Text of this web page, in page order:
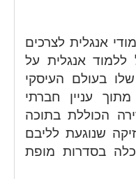
אנגלית לצרכים
ללמוד אנגלית על
בעולם העיסקי
עניין חברתי
הכוללת בתוכה
שנוגעת לליבם
בסדרות מופת